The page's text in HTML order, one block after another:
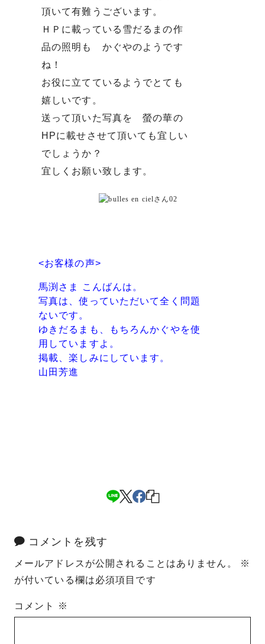
頂いて有難うございます。
ＨＰに載っている雪だるまの作
品の照明も かぐやのようです
ね！
お役に立てているようでとても
嬉しいです。
送って頂いた写真を 螢の華の
HPに載せさせて頂いても宜しい
でしょうか？
宜しくお願い致します。
<お客様の声>
馬渕さま こんばんは。
写真は、使っていただいて全く問題
ないです。
ゆきだるまも、もちろんかぐやを使
用していますよ。
掲載、楽しみにしています。
山田芳進
コメントを残す
メールアドレスが公開されることはありません。
※
が付いている欄は必須項目です
コメント ※